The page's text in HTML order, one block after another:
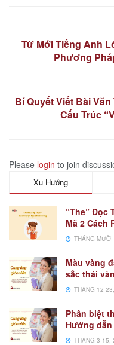
Từ Mới Tiếng Anh
Phương
Bí Quyết Viết Bài
Cấu Trúc
Please login to join
Xu Hướng
“The” Đọc
Mã 2 Cách
THÁNG
Màu vàng
sắc thái
THÁNG 12
Phân biệt
Hướng
THÁNG 3 15,